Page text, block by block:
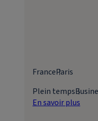
FranceParis
Plein temps
En savoir plus